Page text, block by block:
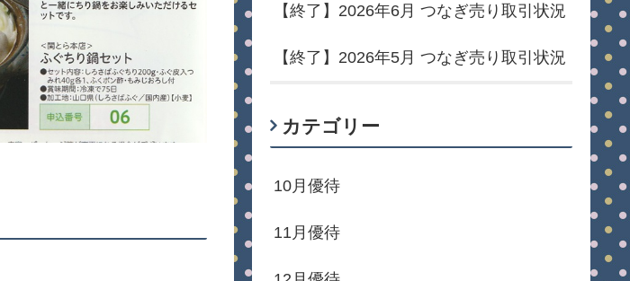
【終了】2026年6月 つなぎ売り取引状況
【終了】2026年5月 つなぎ売り取引状況
カテゴリー
10月優待
11月優待